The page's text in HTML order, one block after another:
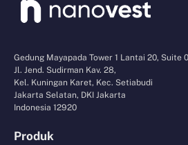
Gedung Mayapada Tower 1 Lantai 20, Suite
Jl. Jend. Sudirman Kav. 28,
Kel. Kuningan Karet, Kec. Setiabudi
Jakarta Selatan, DKI Jakarta
Indonesia 12920
Produk